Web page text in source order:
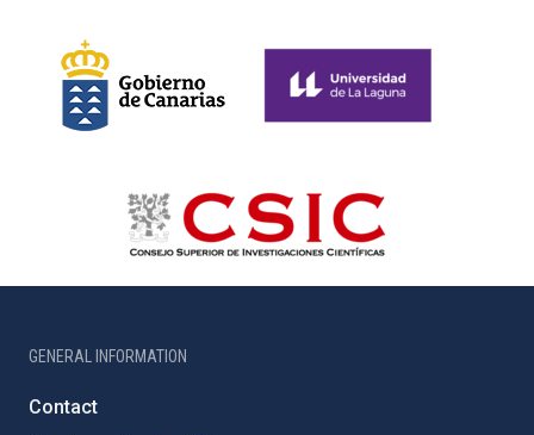
GENERAL INFORMATION
Contact